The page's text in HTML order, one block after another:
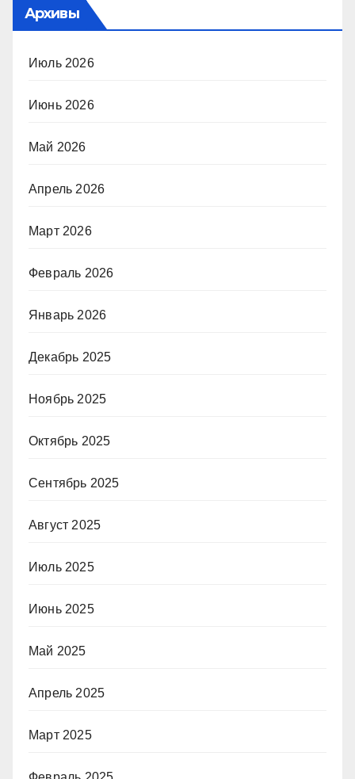
Архивы
Июль 2026
Июнь 2026
Май 2026
Апрель 2026
Март 2026
Февраль 2026
Январь 2026
Декабрь 2025
Ноябрь 2025
Октябрь 2025
Сентябрь 2025
Август 2025
Июль 2025
Июнь 2025
Май 2025
Апрель 2025
Март 2025